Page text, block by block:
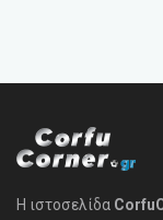
Η ιστοσελίδα